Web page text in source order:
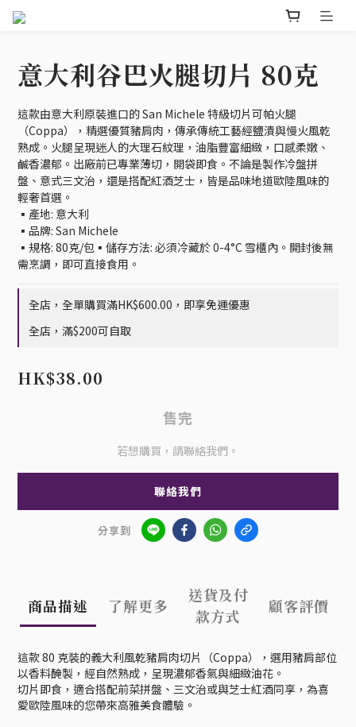
意大利谷巴火腿切片 80克
這款由意大利原裝進口的 San Michele 特級切片可帕火腿
（Coppa），精選優質豬肩肉，傳承傳統工藝經鹽漬與慢火風乾
熟成。火腿呈現迷人的大理石紋理，油脂豐富細緻，口感柔嫩、
鹹香濃郁。出廠前已專業薄切，開袋即食。不論是製作冷盤拼
盤、意式三文治，還是搭配紅酒芝士，皆是品味地道歐陸風味的
輕奢首選。
▪️產地: 意大利
▪️品牌: San Michele
▪️規格: 80克/包▪️儲存方法: 必須冷藏於 0-4°C 雪櫃內。開封後無
需烹調，即可直接食用。
全店，全單購買滿HK$600.00，即享免運優惠
全店，滿$200可自取
HK$38.00
售完
若想購買，請聯絡我們。
聯絡我們
分享到
商品描述 了解更多
送貨及付
款方式
顧客評價
這款 80 克裝的義大利風乾豬肩肉切片（Coppa），選用豬肩部位
以香料醃製，經自然熟成，呈現濃郁香氣與細緻油花。
切片即食，適合搭配前菜拼盤、三文治或與芝士紅酒同享，為喜
愛歐陸風味的您帶來高雅美食體驗。